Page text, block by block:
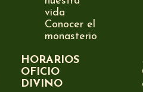
vida
Conocer el
monasterio
HORARIOS
OFICIO
DIVINO